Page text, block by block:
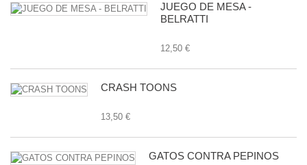
JUEGO DE MESA -
BELRATTI
12,50 €
CRASH TOONS
13,50 €
GATOS CONTRA PEPINOS